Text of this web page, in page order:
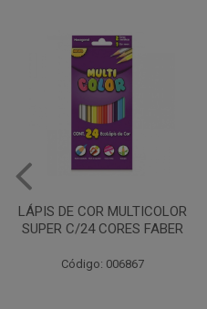
Caneta esferográfica 1.6mm
Cristal Intenso
Código: 028987